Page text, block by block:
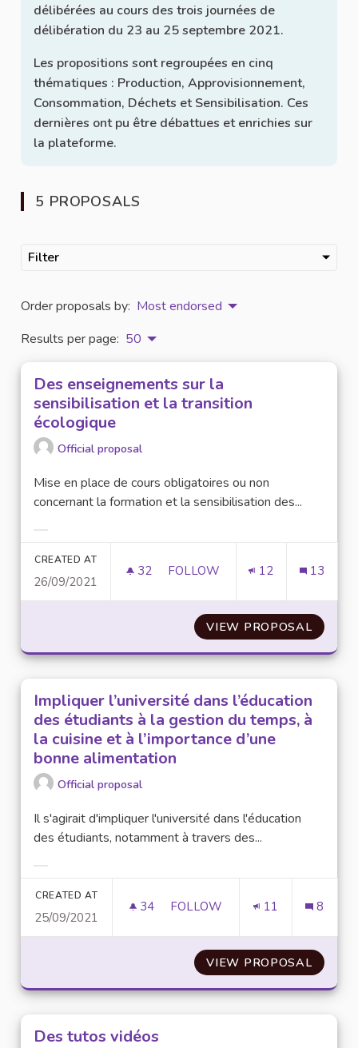
délibérées au cours des trois journées de
délibération du 23 au 25 septembre 2021.
Les propositions sont regroupées en cinq
thématiques : Production, Approvisionnement,
Consommation, Déchets et Sensibilisation. Ces
dernières ont pu être débattues et enrichies sur
la plateforme.
5 PROPOSALS
Filter
Order proposals by: Most endorsed
Results per page: 50
Des enseignements sur la
sensibilisation et la transition
écologique
Official proposal
Mise en place de cours obligatoires ou non
concernant la formation et la sensibilisation des...
CREATED AT
26/09/2021
32 32 FOLLOWERS
FOLLOW 12 13
VIEW PROPOSALDES
Impliquer l’université dans l’éducation
des étudiants à la gestion du temps, à
la cuisine et à l’importance d’une
bonne alimentation
Official proposal
Il s'agirait d'impliquer l'université dans l'éducation
des étudiants, notamment à travers des...
CREATED AT
25/09/2021
34 34 FOLLOWERS
FOLLOW 11 8
VIEW PROPOSAL
Des tutos vidéos